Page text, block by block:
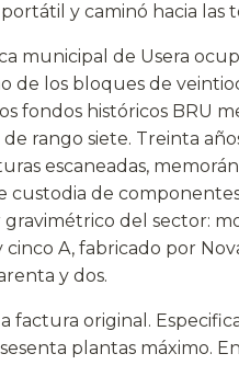
y caminó hacia las
municipal de Usera
de los bloques de
fondos históricos BRU
rango siete. Treinta
escaneadas,
custodia de
del sector:
A, fabricado por
y dos.
factura original.
plantas máximo.